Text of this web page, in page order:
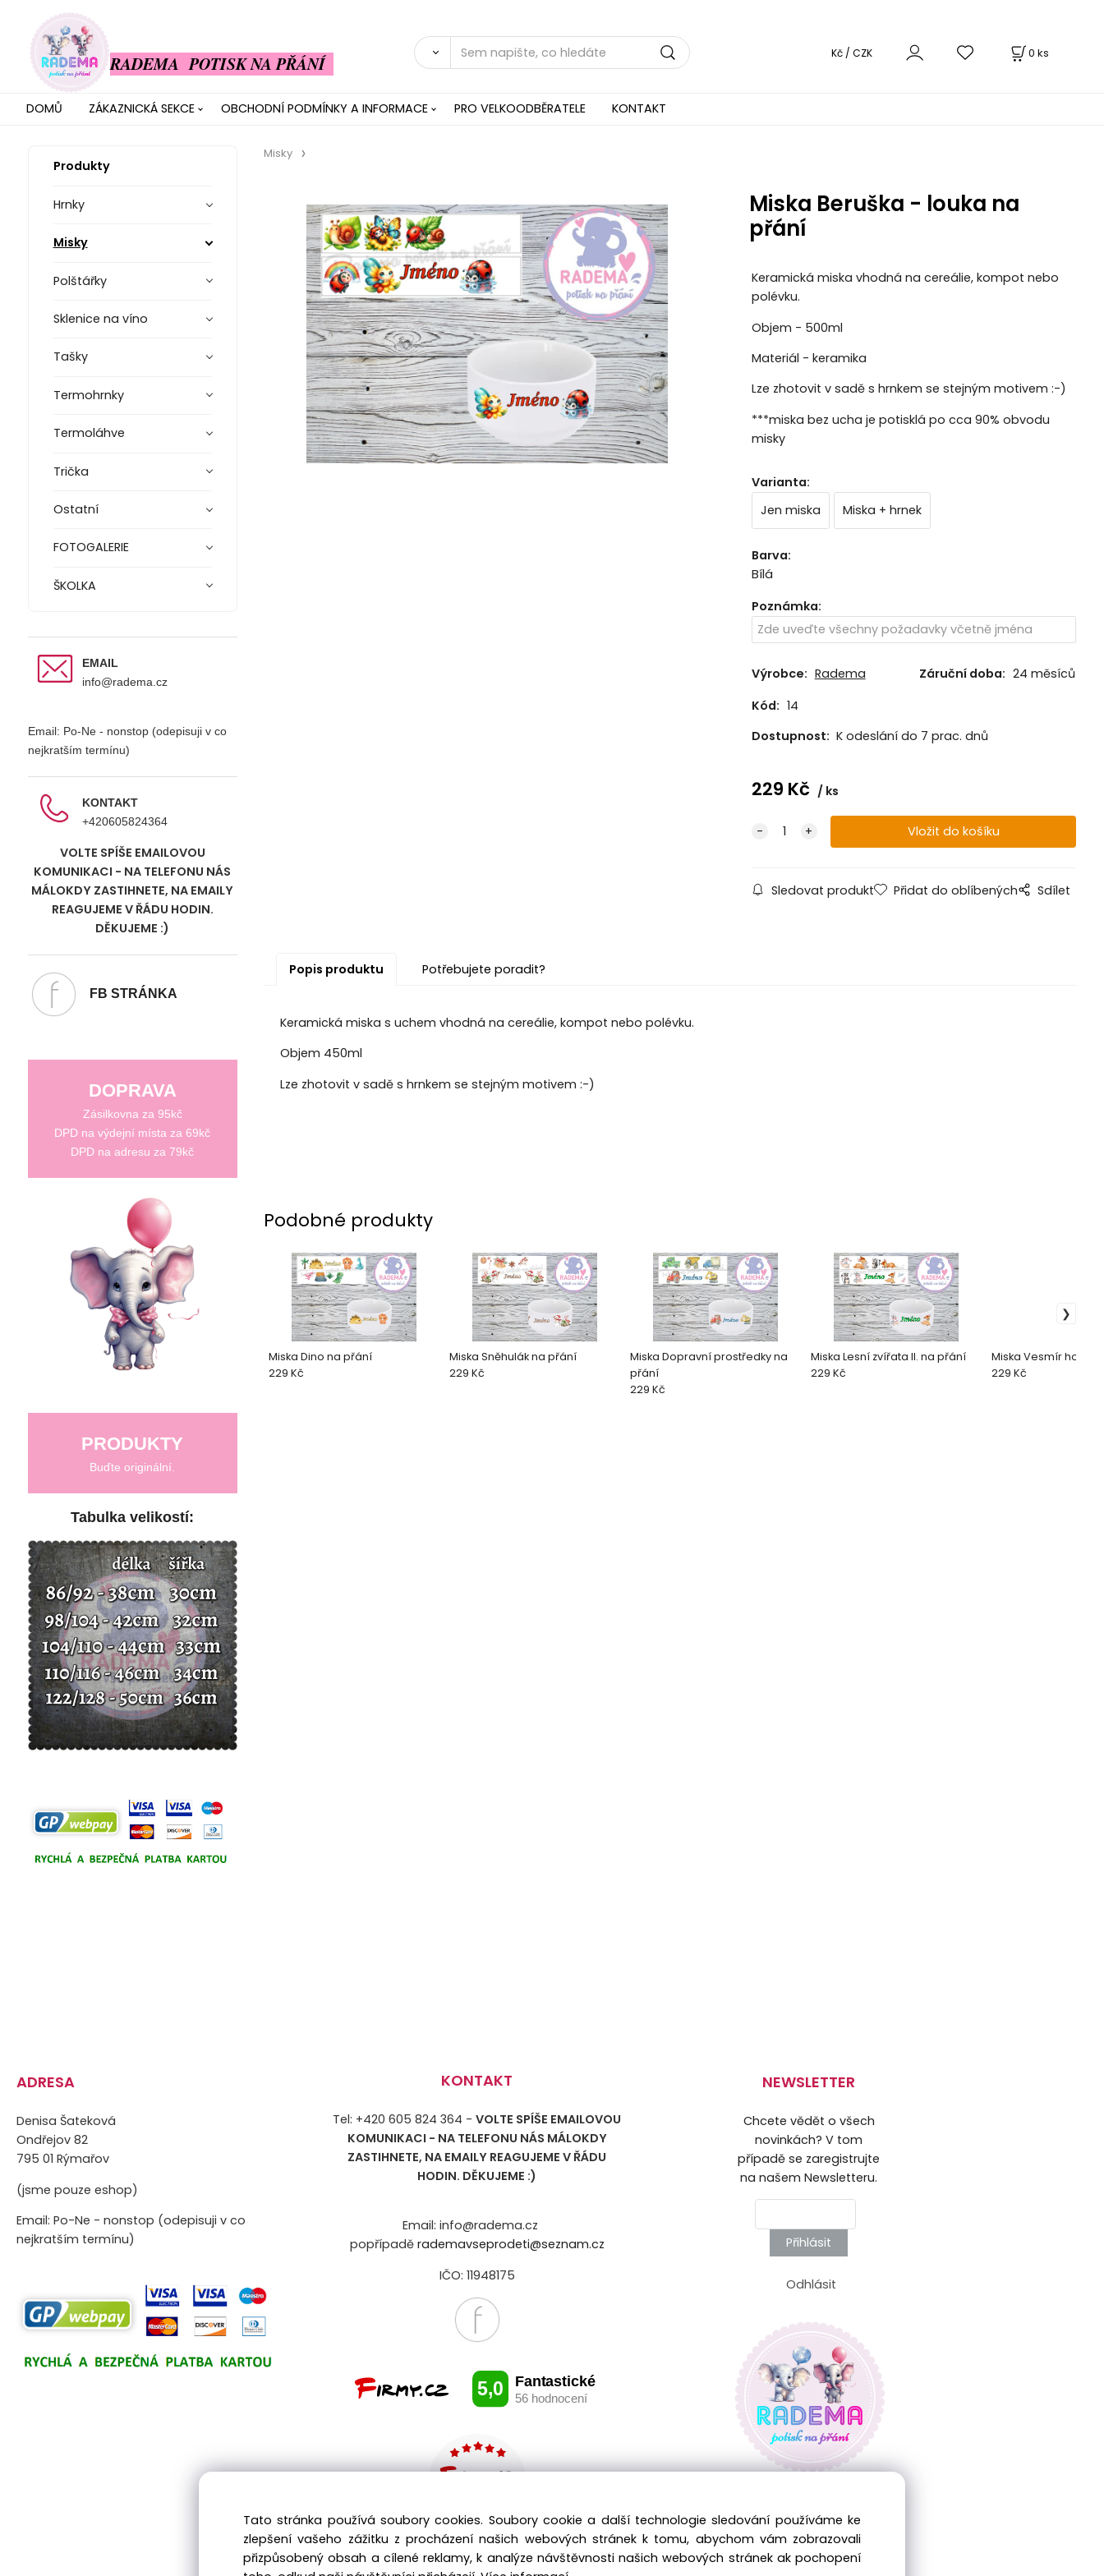
RADEMA POTISK NA PŘÁNÍ 0 ks
Kč / CZK
DOMŮ ZÁKAZNICKÁ SEKCE OBCHODNÍ PODMÍNKY A INFORMACE PRO VELKOODBĚRATELE KONTAKT
Produkty
Hrnky
Misky
Polštářky
Sklenice na víno
Tašky
Termohrnky
Termoláhve
Trička
Ostatní
FOTOGALERIE
ŠKOLKA
EMAIL
info@radema.cz
Email: Po-Ne - nonstop (odepisuji v co
nejkratším termínu)
KONTAKT
+420605824364
VOLTE SPÍŠE EMAILOVOU
KOMUNIKACI - NA TELEFONU NÁS
MÁLOKDY ZASTIHNETE, NA EMAILY
REAGUJEME V ŘÁDU HODIN.
DĚKUJEME :)
FB STRÁNKA
DOPRAVA
Zásilkovna za 95kč
DPD na výdejní místa za 69kč
DPD na adresu za 79kč
PRODUKTY
Buďte originální.
Tabulka velikostí:
Misky
Miska Beruška - louka na
přání
Keramická miska vhodná na cereálie, kompot nebo
polévku.
Objem - 500ml
Materiál - keramika
Lze zhotovit v sadě s hrnkem se stejným motivem :-)
***miska bez ucha je potisklá po cca 90% obvodu
misky
Varianta:
Jen miska
Miska + hrnek
Barva:
Bílá
Poznámka:
Výrobce: Radema Záruční doba: 24 měsíců
Kód: 14
Dostupnost: K odeslání do 7 prac. dnů
229 Kč ks
Sledovat produkt Přidat do oblíbených Sdílet
Popis produktu Potřebujete poradit?
Keramická miska s uchem vhodná na cereálie, kompot nebo polévku.
Objem 450ml
Lze zhotovit v sadě s hrnkem se stejným motivem :-)
Podobné produkty
Miska Dino na přání
229 Kč
Miska Sněhulák na přání
229 Kč
Miska Dopravní prostředky na
přání
229 Kč
Miska Lesní zvířata II. na přání
229 Kč
Miska Vesmír holka
229 Kč
ADRESA
Denisa Šateková
Ondřejov 82
795 01 Rýmařov
(jsme pouze eshop)
Email: Po-Ne - nonstop (odepisuji v co
nejkratším termínu)
KONTAKT
Tel: +420 605 824 364 -VOLTE SPÍŠE EMAILOVOU
KOMUNIKACI - NA TELEFONU NÁS MÁLOKDY
ZASTIHNETE, NA EMAILY REAGUJEME V ŘÁDU
HODIN. DĚKUJEME :)
Email: info@radema.cz
popřípadě rademavseprodeti@seznam.cz
IČO: 11948175
NEWSLETTER
Chcete vědět o všech
novinkách? V tom
případě se zaregistrujte
na našem Newsletteru.
Přihlásit
Odhlásit
Tato stránka používá soubory cookies. Soubory cookie a další technologie sledování používáme ke
zlepšení vašeho zážitku z procházení našich webových stránek k tomu, abychom vám zobrazovali
přizpůsobený obsah a cílené reklamy, k analýze návštěvnosti našich webových stránek ak pochopení